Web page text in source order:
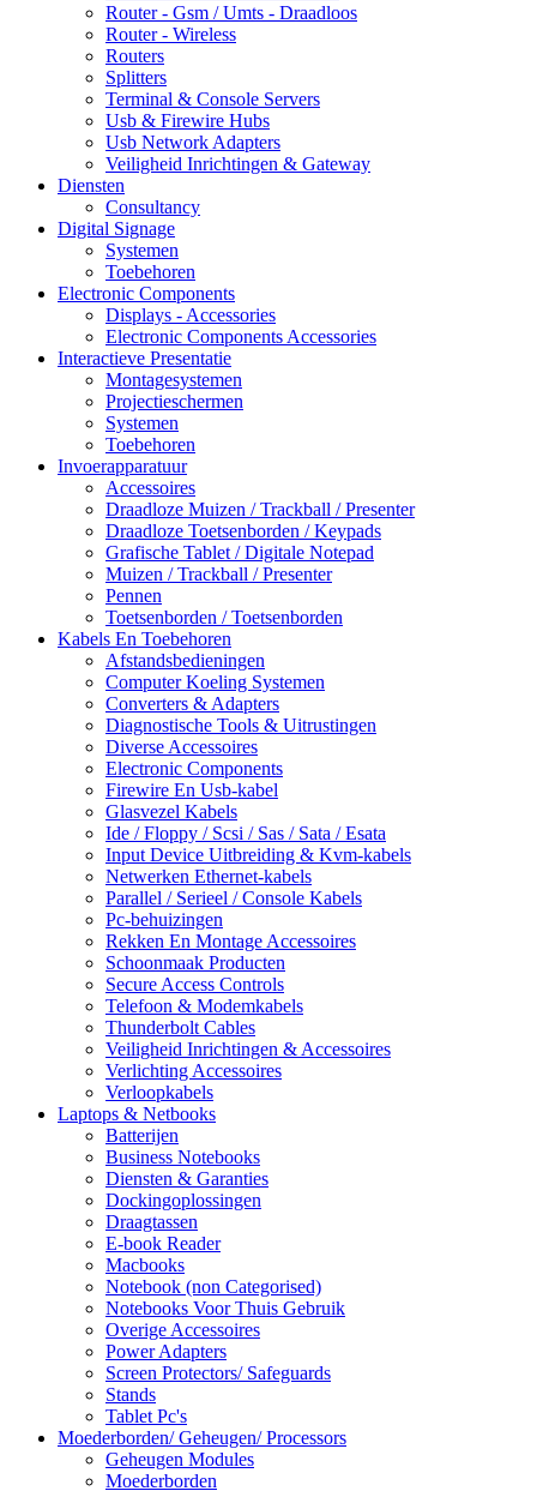
Router - Gsm / Umts - Draadloos
Router - Wireless
Routers
Splitters
Terminal & Console Servers
Usb & Firewire Hubs
Usb Network Adapters
Veiligheid Inrichtingen & Gateway
Diensten
Consultancy
Digital Signage
Systemen
Toebehoren
Electronic Components
Displays - Accessories
Electronic Components Accessories
Interactieve Presentatie
Montagesystemen
Projectieschermen
Systemen
Toebehoren
Invoerapparatuur
Accessoires
Draadloze Muizen / Trackball / Presenter
Draadloze Toetsenborden / Keypads
Grafische Tablet / Digitale Notepad
Muizen / Trackball / Presenter
Pennen
Toetsenborden / Toetsenborden
Kabels En Toebehoren
Afstandsbedieningen
Computer Koeling Systemen
Converters & Adapters
Diagnostische Tools & Uitrustingen
Diverse Accessoires
Electronic Components
Firewire En Usb-kabel
Glasvezel Kabels
Ide / Floppy / Scsi / Sas / Sata / Esata
Input Device Uitbreiding & Kvm-kabels
Netwerken Ethernet-kabels
Parallel / Serieel / Console Kabels
Pc-behuizingen
Rekken En Montage Accessoires
Schoonmaak Producten
Secure Access Controls
Telefoon & Modemkabels
Thunderbolt Cables
Veiligheid Inrichtingen & Accessoires
Verlichting Accessoires
Verloopkabels
Laptops & Netbooks
Batterijen
Business Notebooks
Diensten & Garanties
Dockingoplossingen
Draagtassen
E-book Reader
Macbooks
Notebook (non Categorised)
Notebooks Voor Thuis Gebruik
Overige Accessoires
Power Adapters
Screen Protectors/ Safeguards
Stands
Tablet Pc's
Moederborden/ Geheugen/ Processors
Geheugen Modules
Moederborden